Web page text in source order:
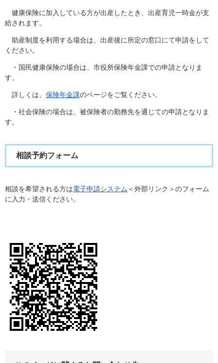
健康保険に加入している方が出産したとき、出産育児一時金が支
給されます。
助産制度を利用する場合は、出産後に所定の窓口にて申請をして
ください。
・国民健康保険の場合は、市役所保険年金課での申請となりま
す。
詳しくは、 保険年金課のページをご覧ください。
・社会保険の場合は、被保険者の勤務先を通じての申請となりま
す。
相談予約フォーム
相談を希望される方は電子申請システム ＜外部リンク＞のフォーム
に入力・送信ください。